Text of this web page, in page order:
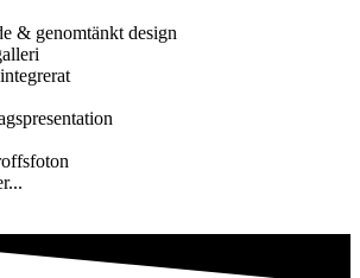
& genomtänkt design